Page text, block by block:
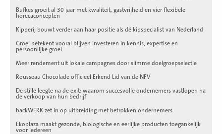
Bufkes groeit al 30 jaar met kwaliteit, gastvrijheid en vier flexibele
horecaconcepten
Kipperij bouwt verder aan haar positie als dé kipspecialist van Nederland
Groei betekent vooral blijven investeren in kennis, expertise en
persoonlijke groei
Meer rendement uit lokale campagnes door slimme doelgroepselectie
Rousseau Chocolade officieel Erkend Lid van de NFV
De stille leegte na de exit: waarom succesvolle ondernemers vastlopen na
de verkoop van hun bedrijf
backWERK zet in op uitbreiding met betrokken ondernemers
Ekoplaza maakt gezonde, biologische en eerlijke producten toegankelijk
voor iedereen